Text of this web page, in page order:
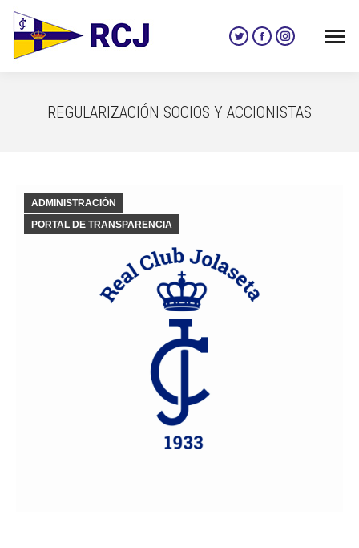
Twitter
in
new
Facebook
in
new
Instagram
in
new
REGULARIZACIÓN SOCIOS Y ACCIONISTAS
ADMINISTRACIÓN
PORTAL DE TRANSPARENCIA